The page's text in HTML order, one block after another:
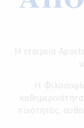
Η εταιρεία
H
ποιότητας,